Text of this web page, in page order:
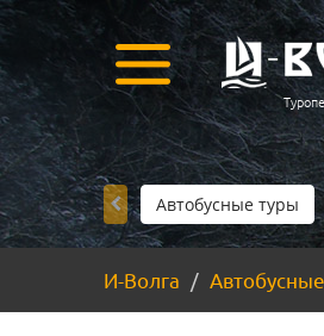
Автобусные туры
И-Волга